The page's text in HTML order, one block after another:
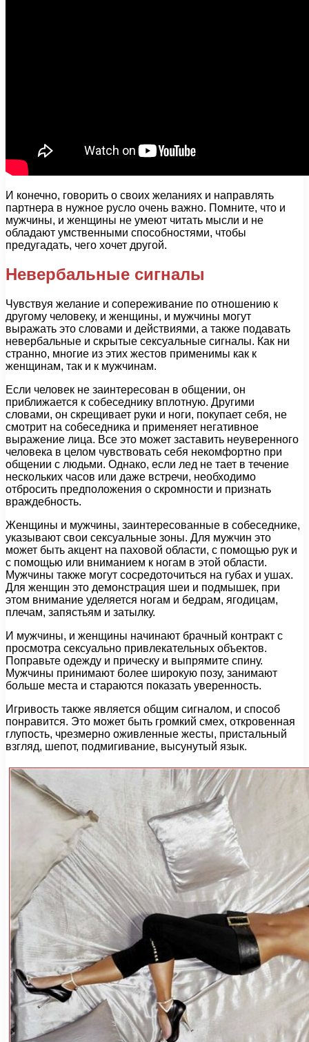
И конечно, говорить о своих желаниях и направлять
партнера в нужное русло очень важно. Помните, что и
мужчины, и женщины не умеют читать мысли и не
обладают умственными способностями, чтобы
предугадать, чего хочет другой.
Невербальные сигналы
Чувствуя желание и сопереживание по отношению к
другому человеку, и женщины, и мужчины могут
выражать это словами и действиями, а также подавать
невербальные и скрытые сексуальные сигналы. Как ни
странно, многие из этих жестов применимы как к
женщинам, так и к мужчинам.
Если человек не заинтересован в общении, он
приближается к собеседнику вплотную. Другими
словами, он скрещивает руки и ноги, покупает себя, не
смотрит на собеседника и применяет негативное
выражение лица. Все это может заставить неуверенного
человека в целом чувствовать себя некомфортно при
общении с людьми. Однако, если лед не тает в течение
нескольких часов или даже встречи, необходимо
отбросить предположения о скромности и признать
враждебность.
Женщины и мужчины, заинтересованные в собеседнике,
указывают свои сексуальные зоны. Для мужчин это
может быть акцент на паховой области, с помощью рук и
с помощью или вниманием к ногам в этой области.
Мужчины также могут сосредоточиться на губах и ушах.
Для женщин это демонстрация шеи и подмышек, при
этом внимание уделяется ногам и бедрам, ягодицам,
плечам, запястьям и затылку.
И мужчины, и женщины начинают брачный контракт с
просмотра сексуально привлекательных объектов.
Поправьте одежду и прическу и выпрямите спину.
Мужчины принимают более широкую позу, занимают
больше места и стараются показать уверенность.
Игривость также является общим сигналом, и способ
понравится. Это может быть громкий смех, откровенная
глупость, чрезмерно оживленные жесты, пристальный
взгляд, шепот, подмигивание, высунутый язык.